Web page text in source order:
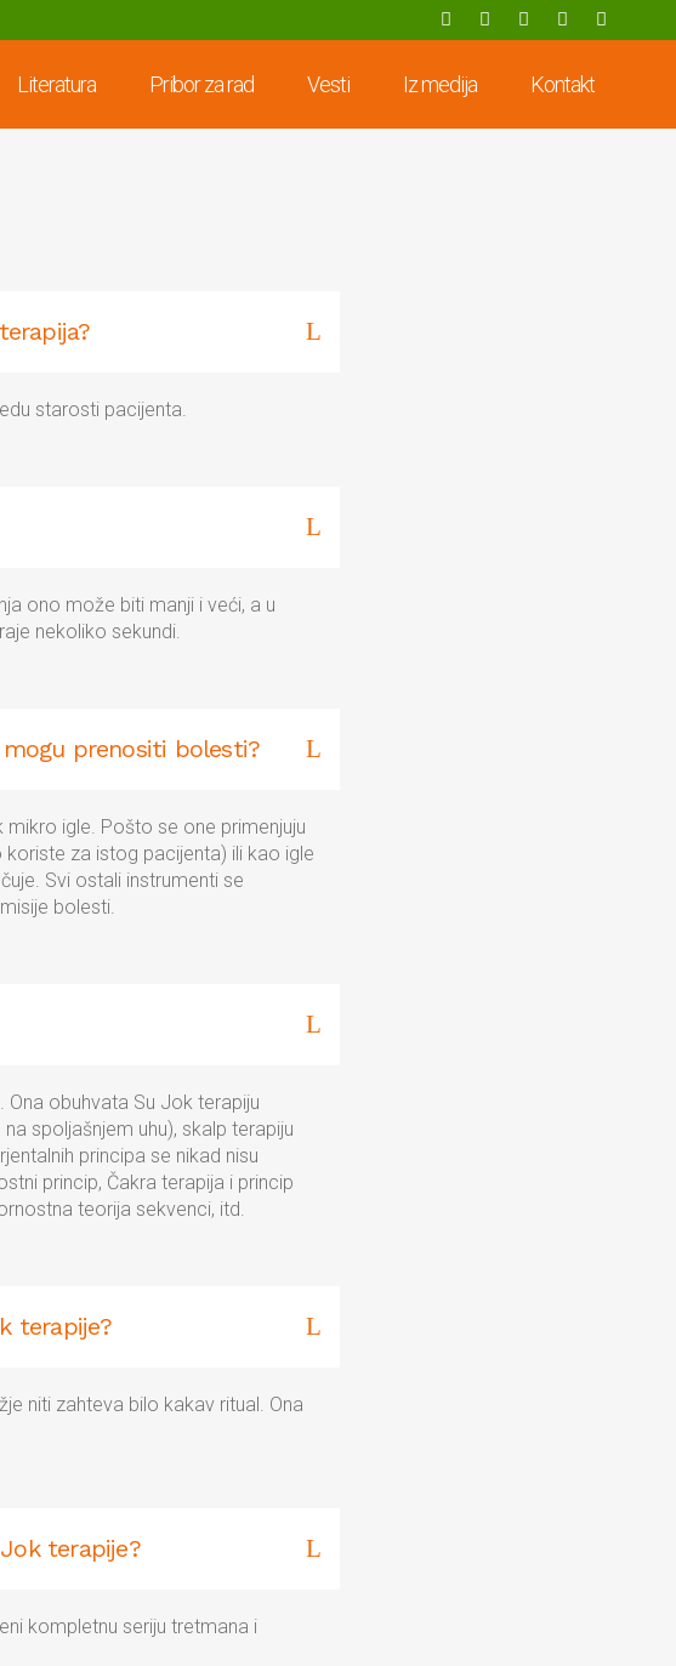
Literatura Pribor za rad Vesti Iz medija Kontakt
starosti pacijenta.
ono može biti manji i veći, a u
nekoliko sekundi.
prenositi bolesti?
igle. Pošto se one primenjuju
za istog pacijenta) ili kao igle
Svi ostali instrumenti se
bolesti.
obuhvata Su Jok terapiju
spoljašnjem uhu), skalp terapiju
principa se nikad nisu
princip, Čakra terapija i princip
teorija sekvenci, itd.
terapije?
niti zahteva bilo kakav ritual. Ona
terapije?
kompletnu seriju tretmana i